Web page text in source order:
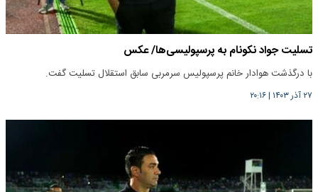
تسلیت جواد نکونام به پرسپولیسی‌ها/ عکس
با درگذشت هوادار خانم پرسپولیس سرمربی سابق استقلال تسلیت گفت.
۲۷ آذر ۱۴۰۳ |۲۰:۱۶